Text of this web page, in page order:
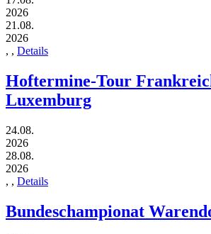
2026
21.08.
2026
, , Details
Hoftermine-Tour
Luxemburg
24.08.
2026
28.08.
2026
, , Details
Bundeschampionat